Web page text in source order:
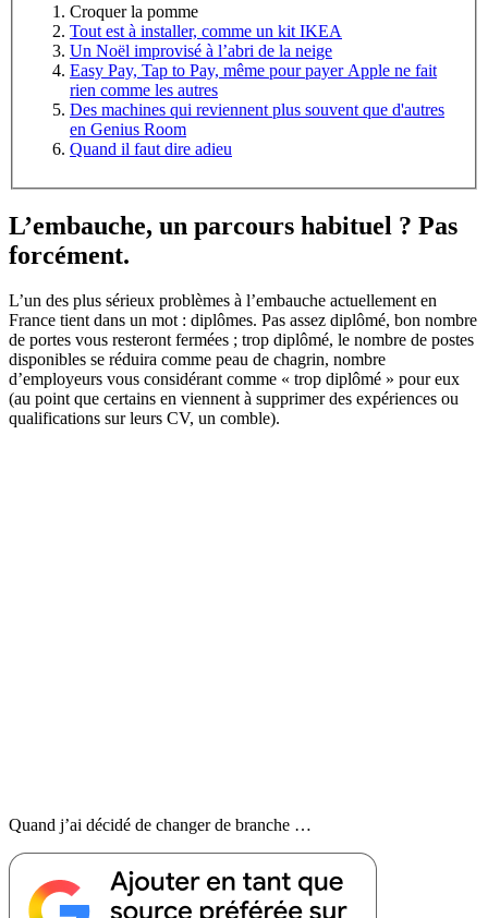
Croquer la pomme
Tout est à installer, comme un kit IKEA
Un Noël improvisé à l’abri de la neige
Easy Pay, Tap to Pay, même pour payer Apple ne fait
rien comme les autres
Des machines qui reviennent plus souvent que d'autres
en Genius Room
Quand il faut dire adieu
L’embauche, un parcours habituel ? Pas
forcément.
L’un des plus sérieux problèmes à l’embauche actuellement en
France tient dans un mot : diplômes. Pas assez diplômé, bon nombre
de portes vous resteront fermées ; trop diplômé, le nombre de postes
disponibles se réduira comme peau de chagrin, nombre
d’employeurs vous considérant comme « trop diplômé » pour eux
(au point que certains en viennent à supprimer des expériences ou
qualifications sur leurs CV, un comble).
Quand j’ai décidé de changer de branche …